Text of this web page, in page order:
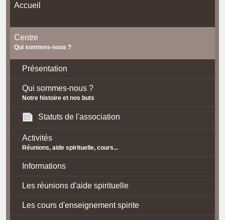
Accueil
Centre
Qui sommes-nous ?
Présentation
Qui sommes-nous ?
Notre histoire et nos buts
Statuts de l'association
Activités
Réunions, aide spirituelle, cours...
Informations
Les réunions d'aide spirituelle
Les cours d'enseignement spirite